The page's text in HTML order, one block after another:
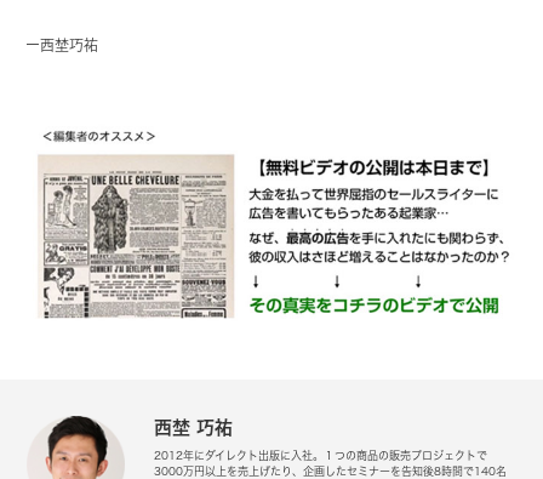
ー西埜巧祐
西埜 巧祐
2012年にダイレクト出版に入社。１つの商品の販売プロジェクトで
3000万円以上を売上げたり、企画したセミナーを告知後8時間で140名